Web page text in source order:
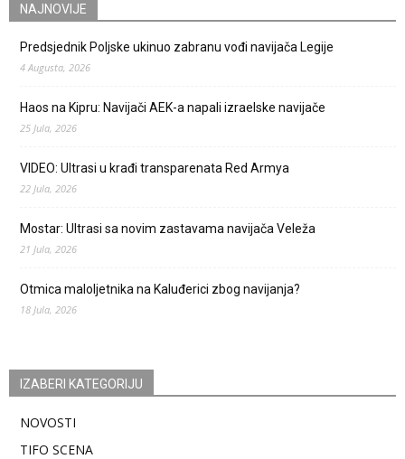
NAJNOVIJE
Predsjednik Poljske ukinuo zabranu vođi navijača Legije
4 Augusta, 2026
Haos na Kipru: Navijači AEK-a napali izraelske navijače
25 Jula, 2026
VIDEO: Ultrasi u krađi transparenata Red Armya
22 Jula, 2026
Mostar: Ultrasi sa novim zastavama navijača Veleža
21 Jula, 2026
Otmica maloljetnika na Kaluđerici zbog navijanja?
18 Jula, 2026
IZABERI KATEGORIJU
NOVOSTI
TIFO SCENA